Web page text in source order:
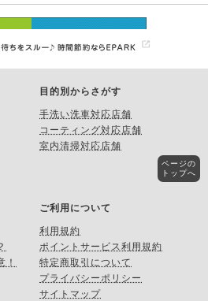
目的別からさがす
手洗い洗車対応店舗
コーティング対応店舗
室内清掃対応店舗
！
ご利用について
利用規約
ポイントサービス利用規約
特定商取引について
プライバシーポリシー
サイトマップ
ページの
トップへ